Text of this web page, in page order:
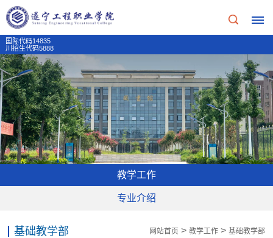
国际代码14835
川招生代码5888
首
页
学
校
概
教学工作
专业介绍
基础教学部 网站首页> 教学工作> 基础教学部